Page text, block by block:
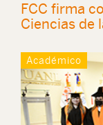
FCC firma
Ciencias de
Académico